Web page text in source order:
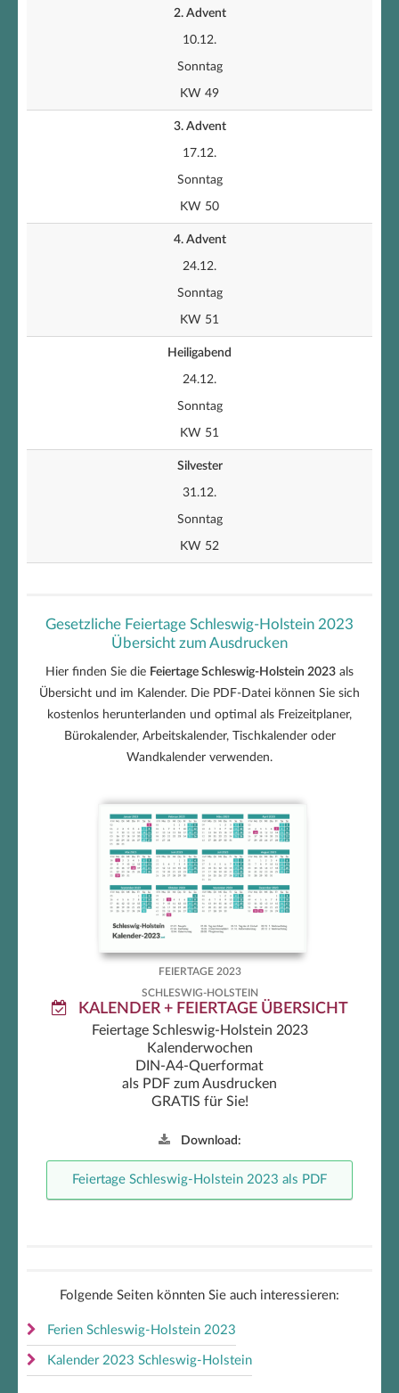
2. Advent
10.12.
Sonntag
KW 49
3. Advent
17.12.
Sonntag
KW 50
4. Advent
24.12.
Sonntag
KW 51
Heiligabend
24.12.
Sonntag
KW 51
Silvester
31.12.
Sonntag
KW 52
Gesetzliche Feiertage Schleswig-Holstein 2023
Übersicht zum Ausdrucken
Hier finden Sie die Feiertage Schleswig-Holstein 2023 als
Übersicht und im Kalender. Die PDF-Datei können Sie sich
kostenlos herunterlanden und optimal als Freizeitplaner,
Bürokalender, Arbeitskalender, Tischkalender oder
Wandkalender verwenden.
Feiertage Schleswig-Holstein
2023 zum Ausdrucken
FEIERTAGE 2023
SCHLESWIG-HOLSTEIN
KALENDER + FEIERTAGE ÜBERSICHT
Feiertage Schleswig-Holstein 2023
Kalenderwochen
DIN-A4-Querformat
als PDF zum Ausdrucken
GRATIS für Sie!
Download:
Feiertage Schleswig-Holstein 2023 als PDF
Folgende Seiten könnten Sie auch interessieren:
Ferien Schleswig-Holstein 2023
Kalender 2023 Schleswig-Holstein